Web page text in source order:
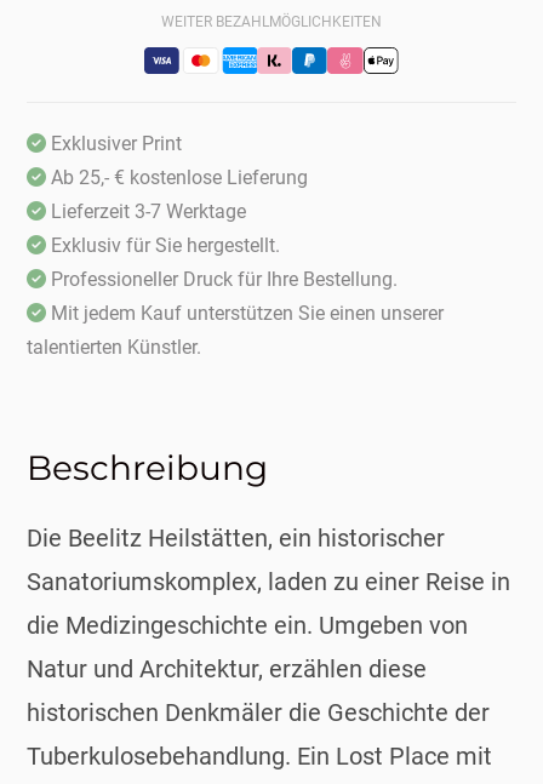
WEITER BEZAHLMÖGLICHKEITEN
Exklusiver Print
Ab 25,- € kostenlose Lieferung
Lieferzeit 3-7 Werktage
Exklusiv für Sie hergestellt.
Professioneller Druck für Ihre Bestellung.
Mit jedem Kauf unterstützen Sie einen unserer
talentierten Künstler.
Beschreibung
Die Beelitz Heilstätten, ein historischer
Sanatoriumskomplex, laden zu einer Reise in
die Medizingeschichte ein. Umgeben von
Natur und Architektur, erzählen diese
historischen Denkmäler die Geschichte der
Tuberkulosebehandlung. Ein Lost Place mit